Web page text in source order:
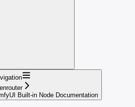
Built-in Node Documentation